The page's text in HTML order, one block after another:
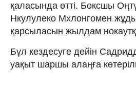
қаласында өтті. Боксшы
Нкулулеко Мхлонгомен
қарсыласын жылдам
Бұл кездесуге дейін
уақыт шаршы алаңға